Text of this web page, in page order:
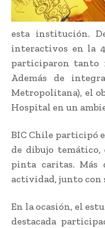
esta institución.
interactivos en la
participaron tanto
Además de
Metropolitana), el
Hospital en un
BIC Chile participó
de dibujo temático,
pinta caritas.
actividad, junto con
En la ocasión, el
destacada